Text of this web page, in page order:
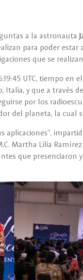
a la astronauta
para poder estar
que se
UTC, tiempo en
Italia, y que a través
por los
del planeta, la cual
Martha Lilia
que presenciaron